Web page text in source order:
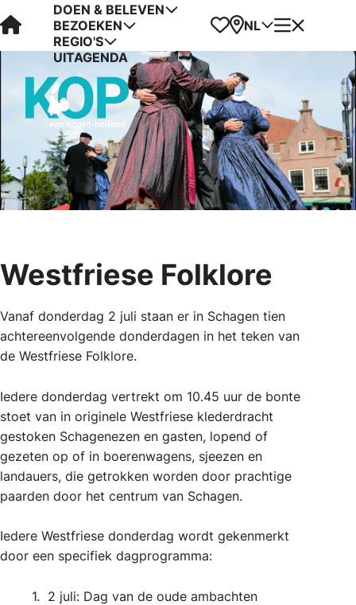
Visit Kop van Holland
DOEN & BELEVEN
BEZOEKEN
REGIO'S
UITAGENDA
Favorieten
Kaart
NL Menu
Westfriese Folklore
Vanaf donderdag 2 juli staan er in Schagen tien
achtereenvolgende donderdagen in het teken van
de Westfriese Folklore.
Iedere donderdag vertrekt om 10.45 uur de bonte
stoet van in originele Westfriese klederdracht
gestoken Schagenezen en gasten, lopend of
gezeten op of in boerenwagens, sjeezen en
landauers, die getrokken worden door prachtige
paarden door het centrum van Schagen.
Iedere Westfriese donderdag wordt gekenmerkt
door een specifiek dagprogramma:
2 juli: Dag van de oude ambachten